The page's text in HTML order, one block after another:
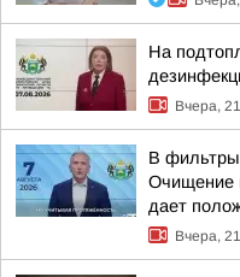
На
Вчера,
В фильтры
Очищение
дает
Вчера,